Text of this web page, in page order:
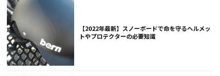
【2022年最新】スノーボードで命を守るヘルメッ
トやプロテクターの必要知識